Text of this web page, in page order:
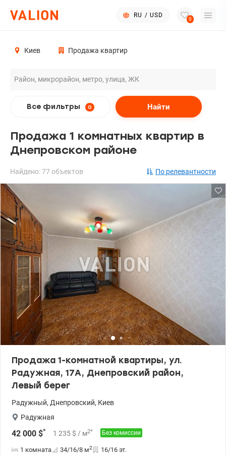
RU / USD
0
Киев Продажа квартир
Все фильтры 0 Найти
Продажа 1 комнатных квартир в
Днепровском районе
Найдено: 77 объектов По релевантности
Продажа 1-комнатной квартиры, ул.
Радужная, 17А, Днепровский район,
Левый берег
Радужный, Днепровский, Киев
Радужная
42 000 $* 1 235 $ / м2* Без комиссии
1 комната 34/16/8 м2 16/16 эт.